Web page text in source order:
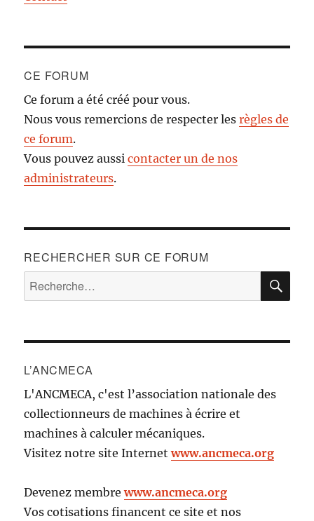
CE FORUM
Ce forum a été créé pour vous.
Nous vous remercions de respecter lesrègles de
ce forum.
Vous pouvez aussicontacter un de nos
administrateurs.
RECHERCHER SUR CE FORUM
Recherche
pour :
L’ANCMECA
L'ANCMECA, c'est l’association nationale des
collectionneurs de machines à écrire et
machines à calculer mécaniques.
Visitez notre site Internetwww.ancmeca.org
Devenez membrewww.ancmeca.org
Vos cotisations financent ce site et nos